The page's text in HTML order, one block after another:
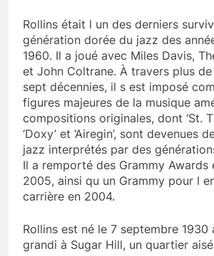
Rollins était l un des derniers
génération dorée du jazz des
1960. Il a joué avec Miles Davis,
et John Coltrane. À travers plus
sept décennies, il s est imposé
figures majeures de la musique
compositions originales, dont ‘St.
‘Doxy’ et ‘Airegin’, sont devenues
jazz interprétés par des
Il a remporté des Grammy Awards
2005, ainsi qu un Grammy pour l
carrière en 2004.
Rollins est né le 7 septembre 1930
grandi à Sugar Hill, un quartier